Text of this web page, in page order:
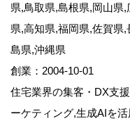
県,鳥取県,島根県,岡山県
県,高知県,福岡県,佐賀県
島県,沖縄県
創業：2004-10-01
住宅業界の集客・DX支
ーケティング,生成AIを